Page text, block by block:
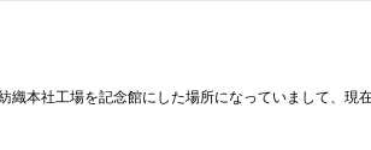
本社工場を記念館にした場所になっていまして、現